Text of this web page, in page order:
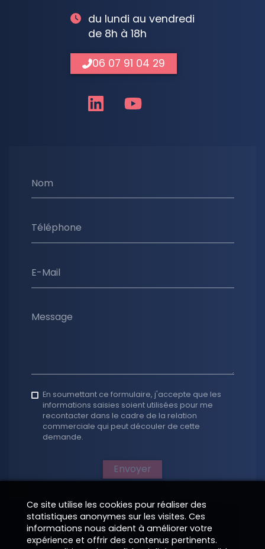
Nom
Téléphone
E-Mail
Message
En soumettant ce formulaire, j'accepte que les
informations saisies soient utilisées pour me
recontacter dans le cadre de la relation
commerciale qui peut découler de cette
demande.
Envoyer
du lundi au vendredi
de 8h à 18h
06 07 91 04 29
Ce site utilise les cookies pour réaliser des
statistiques anonymes sur les visites. Ces
informations nous aident à améliorer votre
expérience et offrir des contenus pertinents.